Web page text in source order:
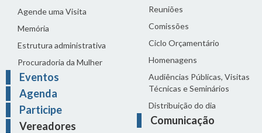
Agende uma Visita
Memória
Estrutura administrativa
Procuradoria da Mulher
Eventos
Agenda
Participe
Vereadores
Reuniões
Comissões
Ciclo Orçamentário
Homenagens
Audiências Públicas, Visitas
Técnicas e Seminários
Distribuição do dia
Comunicação